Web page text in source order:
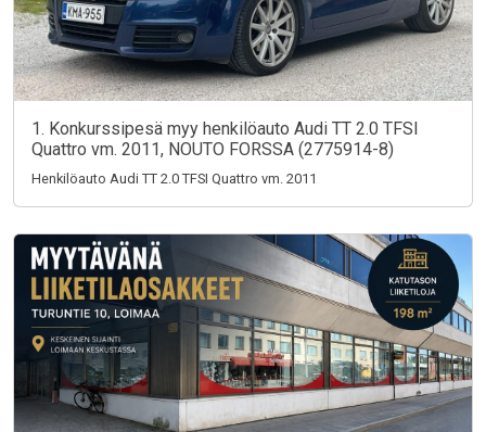
1. Konkurssipesä myy henkilöauto Audi TT 2.0 TFSI
Quattro vm. 2011, NOUTO FORSSA (2775914-8)
Henkilöauto Audi TT 2.0 TFSI Quattro vm. 2011